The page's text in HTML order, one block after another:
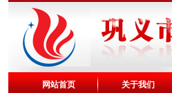
网站首页 关于我们